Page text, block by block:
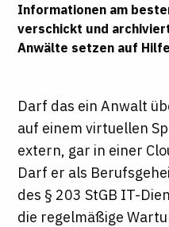
Informationen am
verschickt und
Anwälte setzen auf
Darf das ein Anwalt
auf einem virtuellen
extern, gar in einer
Darf er als
des § 203 StGB IT-
die regelmäßige